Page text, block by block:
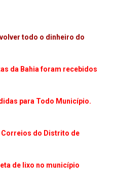
todo o dinheiro do
da Bahia foram recebidos
para Todo Município.
Correios do Distrito de
de lixo no município